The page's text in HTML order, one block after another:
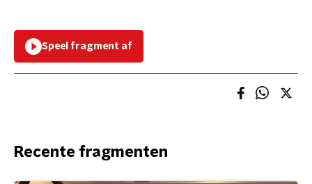
Speel fragment af
Recente fragmenten